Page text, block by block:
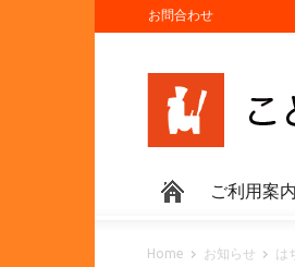
お問合わせ
ご利用案内
Home お知らせ は